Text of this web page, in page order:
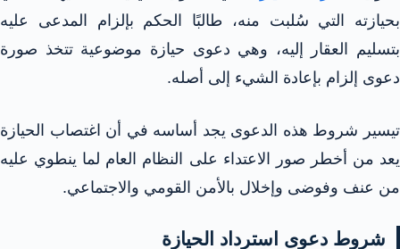
بحيازته التي سُلبت منه، طالبًا الحكم بإلزام المدعى عليه
بتسليم العقار إليه، وهي دعوى حيازة موضوعية تتخذ صورة
دعوى إلزام بإعادة الشيء إلى أصله.​
تيسير شروط هذه الدعوى يجد أساسه في أن اغتصاب الحيازة
يعد من أخطر صور الاعتداء على النظام العام لما ينطوي عليه
من عنف وفوضى وإخلال بالأمن القومي والاجتماعي.​
شروط دعوى استرداد الحيازة​